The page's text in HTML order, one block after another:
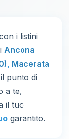
con i listini
Ancona
, Macerata
punto di
a te,
il tuo
garantito.